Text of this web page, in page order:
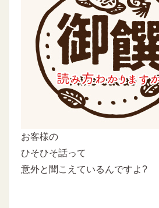
お客様の
ひそひそ話って
意外と聞こえているんですよ?